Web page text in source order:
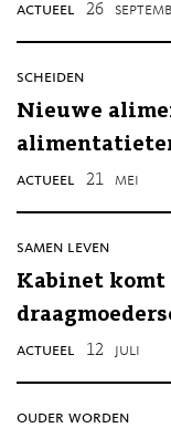
actueel 26
scheiden
Nieuwe
actueel 21 mei
samen leven
Kabinet komt
actueel 12 juli
ouder worden